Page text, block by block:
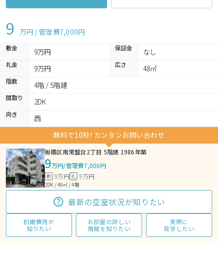
9 万円 / 管理費7,000円
敷金 9万円 保証金 なし
礼金 9万円 広さ 48㎡
階数 4階 / 5階建
間取り 2DK
向き
西
無料で10秒! カンタンお問い合わせ
板橋区南常盤台2丁目 5階建 1986年築
9万円/管理費7,000円
敷 9万円礼 9万円
2DK / 48㎡ / 4階
最新の空室状況が知りたい
初期費用が
知りたい
お部屋の詳しい
情報を知りたい
実際に
見学したい